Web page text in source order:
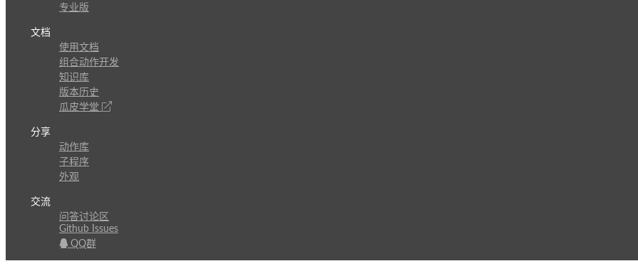
专业版
文档
使用文档
组合动作开发
知识库
版本历史
瓜皮学堂
分享
动作库
子程序
外观
交流
问答讨论区
Github Issues
QQ群